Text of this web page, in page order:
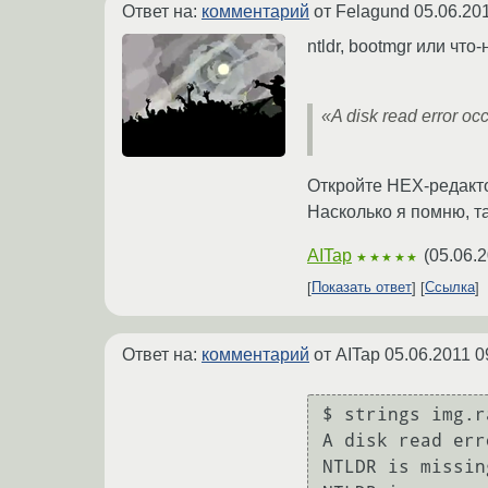
Ответ на: комментарий от Felagund
ntldr, bootmgr или
«A disk read error
Откройте HEX-
Насколько я помню,
AITap ★★★★★ (
Показать ответ Ссылка
Ответ на: комментарий от AITap 05.06.2011
$ strings
A disk read
NTLDR is